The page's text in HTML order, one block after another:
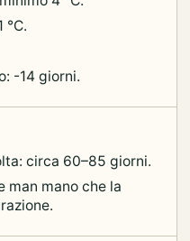
°C.
-14 giorni.
circa 60–85 giorni.
man mano che la